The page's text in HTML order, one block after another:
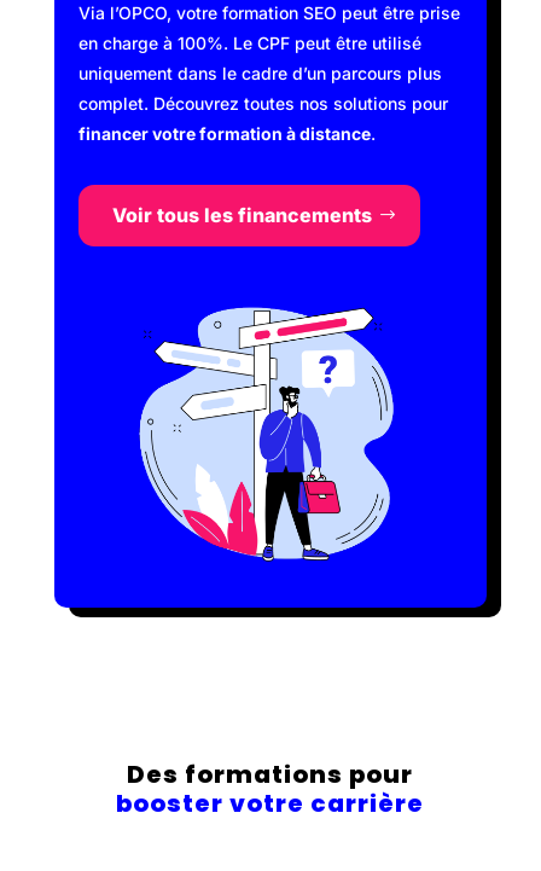
Via l’OPCO, votre formation SEO peut être prise
en charge à 100%. Le CPF peut être utilisé
uniquement dans le cadre d’un parcours plus
complet. Découvrez toutes nos solutions pour
financer votre formation à distance.
Voir tous les financements
Des formations pour
booster votre carrière